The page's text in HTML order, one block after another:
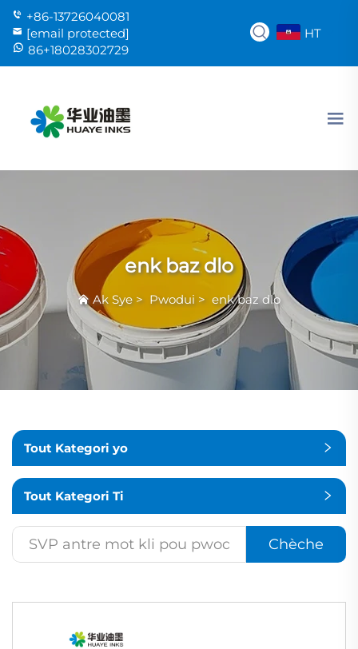
+86-13726040081
[email protected]
86+18028302729
HT
enk baz dlo
Ak Sye > Pwodui > enk baz dlo
Tout Kategori yo
Tout Kategori Ti
Chèche